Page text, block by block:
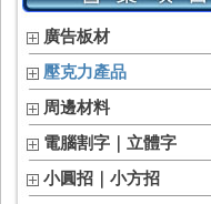
廣告板材
壓克力產品
周邊材料
電腦割字｜立體字
小圓招｜小方招